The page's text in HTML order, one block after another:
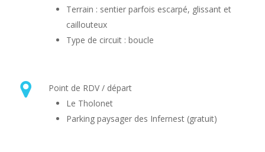
Terrain : sentier parfois escarpé, glissant et
caillouteux
Type de circuit : boucle
Point de RDV / départ
Le Tholonet
Parking paysager des Infernest (gratuit)